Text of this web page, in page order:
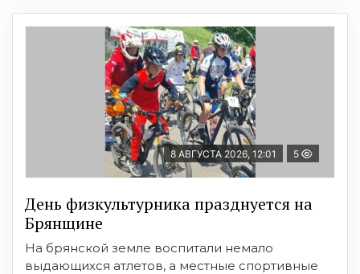
8 АВГУСТА 2026, 12:01 5
День физкультурника празднуется на
Брянщине
На брянской земле воспитали немало
выдающихся атлетов, а местные спортивные